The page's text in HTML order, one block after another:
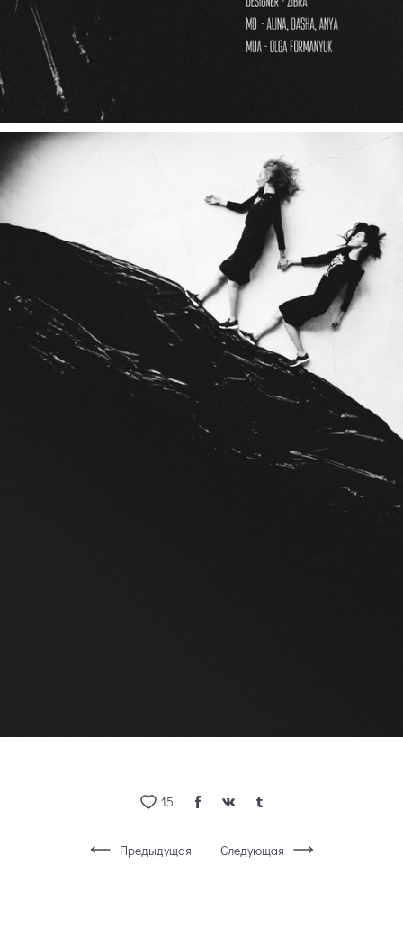
15
Предыдущая Следующая